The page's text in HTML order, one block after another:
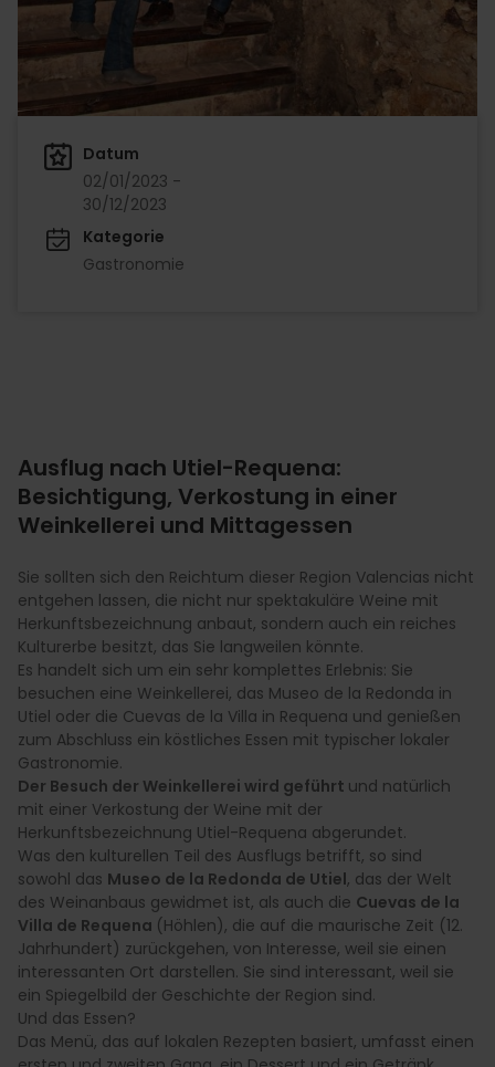
Datum
02/01/2023 -
30/12/2023
Kategorie
Gastronomie
Ausflug nach Utiel-Requena:
Besichtigung, Verkostung in einer
Weinkellerei und Mittagessen
Sie sollten sich den Reichtum dieser Region Valencias nicht
entgehen lassen, die nicht nur spektakuläre Weine mit
Herkunftsbezeichnung anbaut, sondern auch ein reiches
Kulturerbe besitzt, das Sie langweilen könnte.
Es handelt sich um ein sehr komplettes Erlebnis: Sie
besuchen eine Weinkellerei, das Museo de la Redonda in
Utiel oder die Cuevas de la Villa in Requena und genießen
zum Abschluss ein köstliches Essen mit typischer lokaler
Gastronomie.
Der Besuch der Weinkellerei wird geführt und natürlich
mit einer Verkostung der Weine mit der
Herkunftsbezeichnung Utiel-Requena abgerundet.
Was den kulturellen Teil des Ausflugs betrifft, so sind
sowohl das Museo de la Redonda de Utiel, das der Welt
des Weinanbaus gewidmet ist, als auch die Cuevas de la
Villa de Requena (Höhlen), die auf die maurische Zeit (12.
Jahrhundert) zurückgehen, von Interesse, weil sie einen
interessanten Ort darstellen. Sie sind interessant, weil sie
ein Spiegelbild der Geschichte der Region sind.
Und das Essen?
Das Menü, das auf lokalen Rezepten basiert, umfasst einen